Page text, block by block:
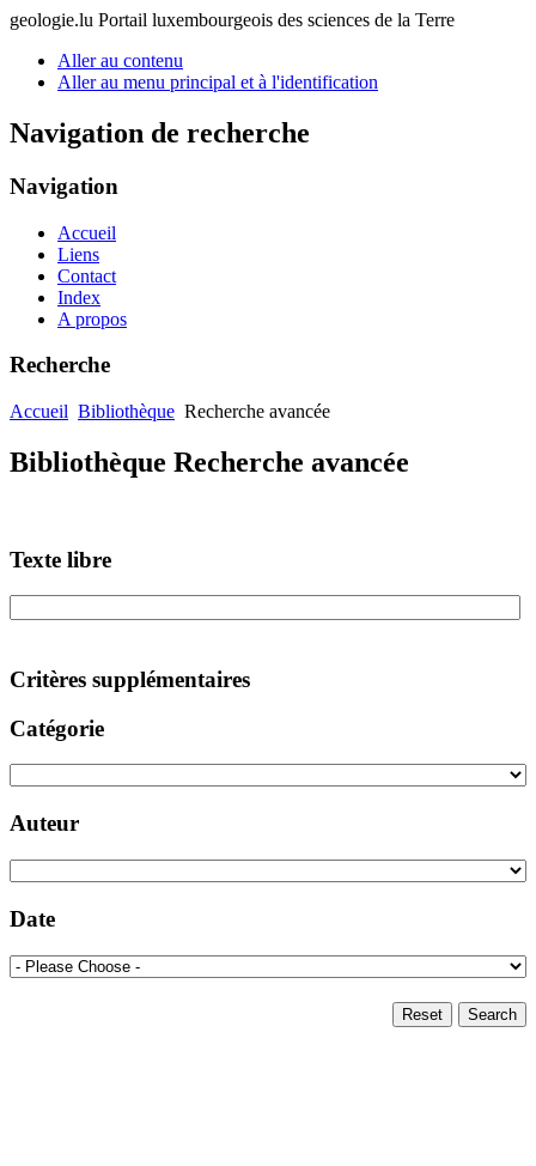
geologie.lu Portail luxembourgeois des sciences de la Terre
Aller au contenu
Aller au menu principal et à l'identification
Navigation de recherche
Navigation
Accueil
Liens
Contact
Index
A propos
Recherche
Accueil Bibliothèque Recherche avancée
Bibliothèque Recherche avancée
Texte libre
Critères supplémentaires
Catégorie
Auteur
Date
Search
Reset